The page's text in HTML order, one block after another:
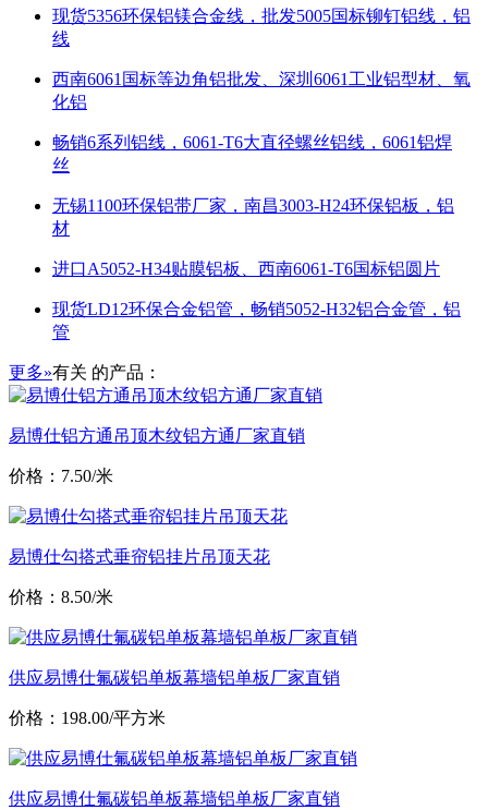
现货5356环保铝镁合金线，批发5005国标铆钉铝线，铝
线
西南6061国标等边角铝批发、深圳6061工业铝型材、氧
化铝
畅销6系列铝线，6061-T6大直径螺丝铝线，6061铝焊
丝
无锡1100环保铝带厂家，南昌3003-H24环保铝板，铝
材
进口A5052-H34贴膜铝板、西南6061-T6国标铝圆片
现货LD12环保合金铝管，畅销5052-H32铝合金管，铝
管
更多»有关 的产品：
易博仕铝方通吊顶木纹铝方通厂家直销
价格：7.50/米
易博仕勾搭式垂帘铝挂片吊顶天花
价格：8.50/米
供应易博仕氟碳铝单板幕墙铝单板厂家直销
价格：198.00/平方米
供应易博仕氟碳铝单板幕墙铝单板厂家直销